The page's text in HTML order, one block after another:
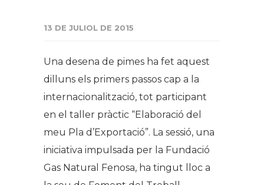
13 DE JULIOL DE 2015
Una desena de pimes ha fet aquest
dilluns els primers passos cap a la
internacionalització, tot participant
en el taller pràctic “Elaboració del
meu Pla d’Exportació”. La sessió, una
iniciativa impulsada per la Fundació
Gas Natural Fenosa, ha tingut lloc a